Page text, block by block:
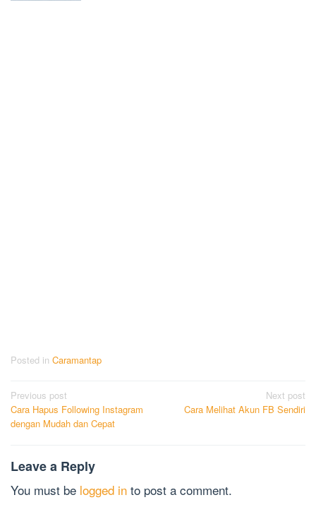
Posted in Caramantap
Post
navigation
Previous post
Cara Hapus Following Instagram
dengan Mudah dan Cepat
Next post
Cara Melihat Akun FB Sendiri
Leave a Reply
You must be logged in to post a comment.